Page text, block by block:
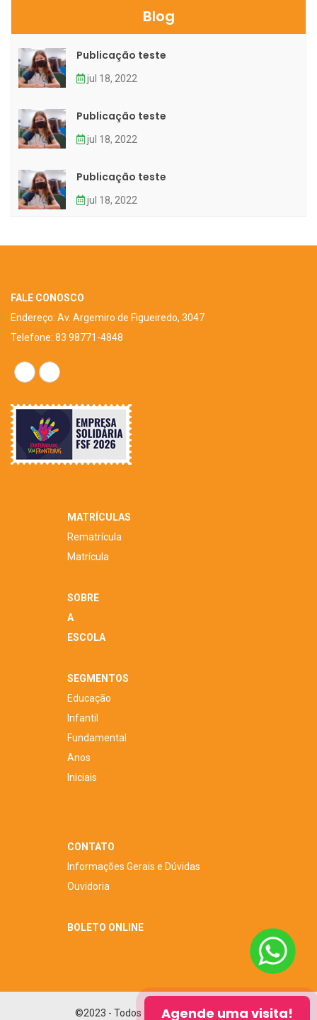
Blog
Publicação teste
jul 18, 2022
Publicação teste
jul 18, 2022
Publicação teste
jul 18, 2022
FALE CONOSCO
Endereço: Av. Argemiro de Figueiredo, 3047
Telefone: 83 98771-4848
MATRÍCULAS
Rematrícula
Matrícula
SOBRE
A
ESCOLA
SEGMENTOS
Educação
Infantil
Fundamental
Anos
Iniciais
CONTATO
Informações Gerais e Dúvidas
Ouvidoria
BOLETO ONLINE
©2023 - Todos os direitos reservados
Agende uma visita!